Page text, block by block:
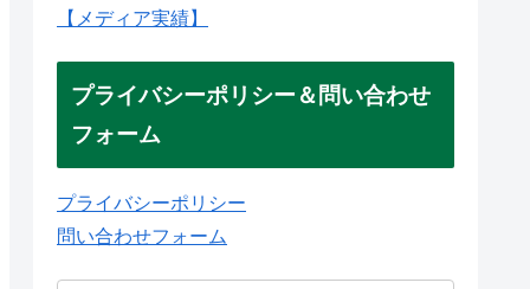
【メディア実績】
プライバシーポリシー＆問い合わせ
フォーム
プライバシーポリシー
問い合わせフォーム